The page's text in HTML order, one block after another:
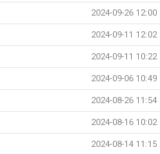
2024-09-26 12:00
2024-09-11 12:02
2024-09-11 10:22
2024-09-06 10:49
2024-08-26 11:54
2024-08-16 10:02
2024-08-14 11:15